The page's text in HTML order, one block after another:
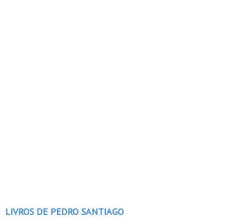
LIVROS DE PEDRO SANTIAGO